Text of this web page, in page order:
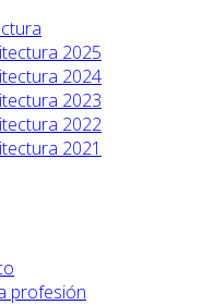
2025
2024
2023
2022
2021
profesión